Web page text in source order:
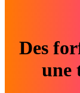
Des
une